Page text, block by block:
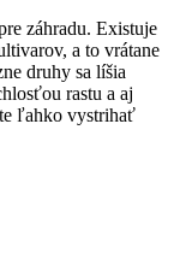
záhradu. Existuje
a to vrátane
druhy sa líšia
rastu a aj
ľahko vystrihať